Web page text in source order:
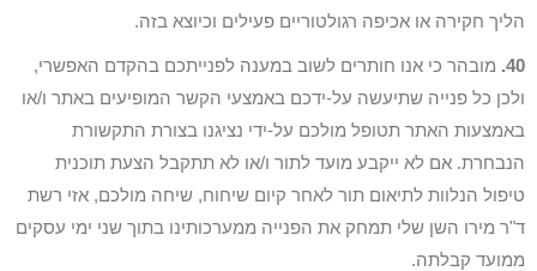
הליך חקירה או אכיפה רגולטוריים פעילים וכיוצא בזה.
40. מובהר כי אנו חותרים לשוב במענה לפנייתכם בהקדם האפשרי,
ולכן כל פנייה שתיעשה על-ידכם באמצעי הקשר המופיעים באתר ו/או
באמצעות האתר תטופל מולכם על-ידי נציגנו בצורת התקשורת
הנבחרת. אם לא ייקבע מועד לתור ו/או לא תתקבל הצעת תוכנית
טיפול הנלוות לתיאום תור לאחר קיום שיחוח, שיחה מולכם, אזי רשת
ד"ר מירו השן שלי תמחק את הפנייה ממערכותינו בתוך שני ימי עסקים
ממועד קבלתה.